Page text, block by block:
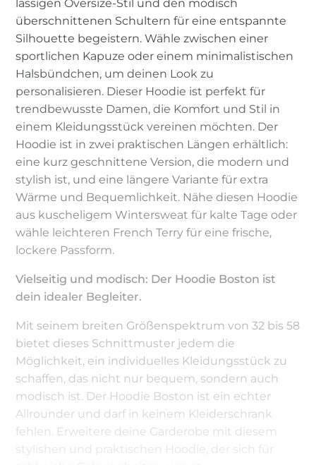
lässigen Oversize-Stil und den modisch
überschnittenen Schultern für eine entspannte
Silhouette begeistern. Wähle zwischen einer
sportlichen Kapuze oder einem minimalistischen
Halsbündchen, um deinen Look zu
personalisieren. Dieser Hoodie ist perfekt für
trendbewusste Damen, die Komfort und Stil in
einem Kleidungsstück vereinen möchten. Der
Hoodie ist in zwei praktischen Längen erhältlich:
eine kurz geschnittene Version, die modern und
stylish ist, und eine längere Variante für extra
Wärme und Bequemlichkeit. Nähe diesen Hoodie
aus kuscheligem Wintersweat für kalte Tage oder
wähle leichteren French Terry für eine frische,
lockere Passform.
Vielseitig und modisch: Der Hoodie Boston ist
dein idealer Begleiter.
Mit seinem breiten Größenspektrum von 32 bis 58
bietet dieses Schnittmuster jedem die
Möglichkeit, ein individuelles Kleidungsstück zu
schaffen, das nicht nur bequem, sondern auch
modisch ist. Der Hoodie Boston ist ein echter
Allrounder und darf in keinem Kleiderschrank
fehlen. Erweitere deine Garderobe mit diesem
stylishen und praktischen Hoodie, der sich für